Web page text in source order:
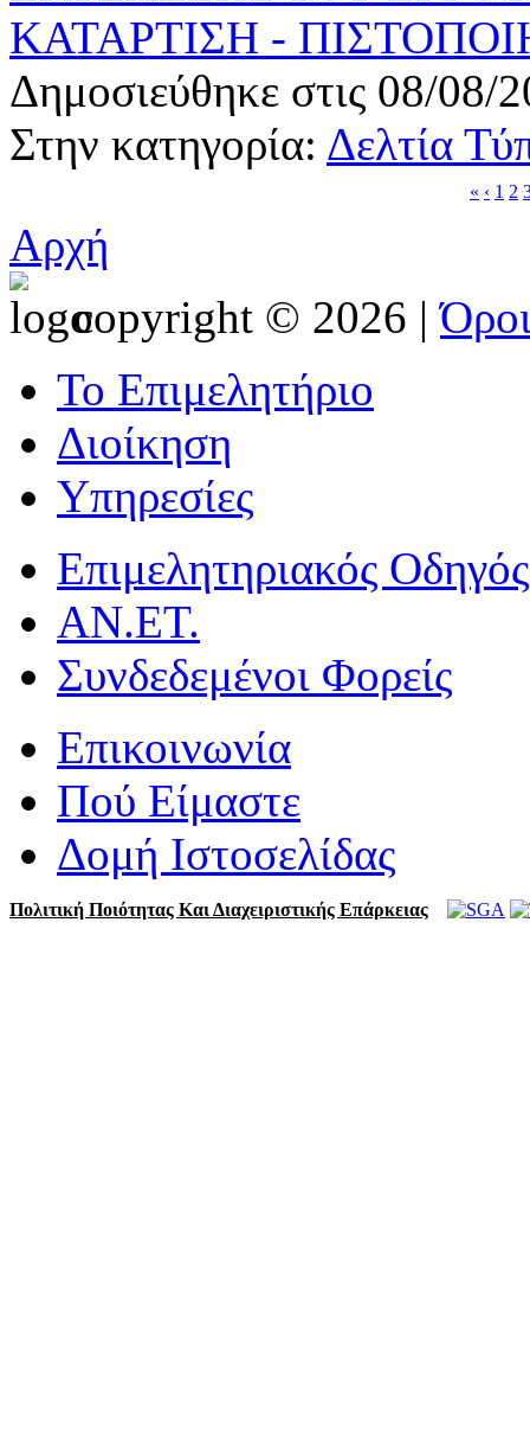
ΚΑΤΑΡΤΙΣΗ -
Δημοσιεύθηκε στις 08/08/
Στην κατηγορία: Δελτία
« ‹ 1 2
Αρχή
copyright © 2026 |
Το Επιμελητήριο
Διοίκηση
Υπηρεσίες
Επιμελητηριακός Οδηγός
ΑΝ.ΕΤ.
Συνδεδεμένοι Φορείς
Επικοινωνία
Πού Είμαστε
Δομή Ιστοσελίδας
Πολιτική Ποιότητας Και Διαχειριστικής Επάρκειας